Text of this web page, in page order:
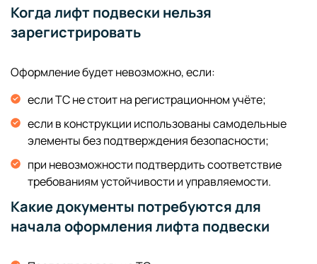
Когда лифт подвески нельзя
зарегистрировать
Оформление будет невозможно, если:
если ТС не стоит на регистрационном учёте;
если в конструкции использованы самодельные
элементы без подтверждения безопасности;
при невозможности подтвердить соответствие
требованиям устойчивости и управляемости.
Какие документы потребуются для
начала оформления лифта подвески